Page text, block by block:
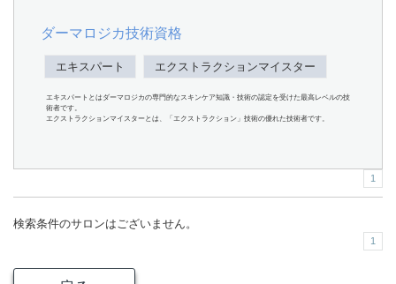
ダーマロジカ技術資格
エキスパート エクストラクションマイスター
エキスパートとはダーマロジカの専門的なスキンケア知識・技術の認定を受けた最高レベルの技
術者です。
エクストラクションマイスターとは、「エクストラクション」技術の優れた技術者です。
1
検索条件のサロンはございません。
1